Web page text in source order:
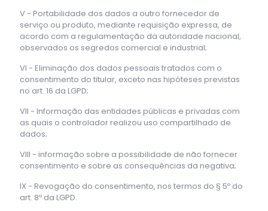
V - Portabilidade dos dados a outro fornecedor de
serviço ou produto, mediante requisição expressa, de
acordo com a regulamentação da autoridade nacional,
observados os segredos comercial e industrial;
VI - Eliminação dos dados pessoais tratados com o
consentimento do titular, exceto nas hipóteses previstas
no art. 16 da LGPD;
VII - Informação das entidades públicas e privadas com
as quais o controlador realizou uso compartilhado de
dados;
VIII - informação sobre a possibilidade de não fornecer
consentimento e sobre as consequências da negativa;
IX - Revogação do consentimento, nos termos do § 5º do
art. 8º da LGPD.